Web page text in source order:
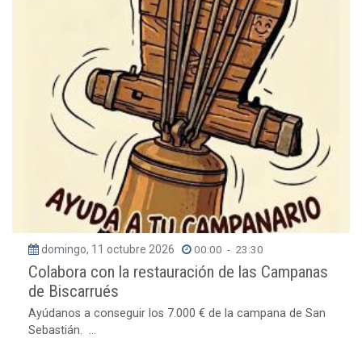
domingo, 11 octubre 2026 00:00 - 23:30
Colabora con la restauración de las Campanas
de Biscarrués
Ayúdanos a conseguir los 7.000 € de la campana de San
Sebastián. ...